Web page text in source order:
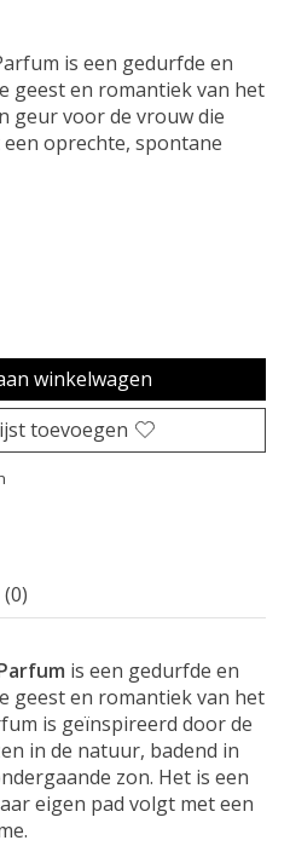
is een gedurfde en
geest en romantiek van het
geur voor de vrouw die
oprechte, spontane
is
winkelwagen
toevoegen
is een gedurfde en
geest en romantiek van het
is geïnspireerd door de
in de natuur, badend in
zon. Het is een
eigen pad volgt met een